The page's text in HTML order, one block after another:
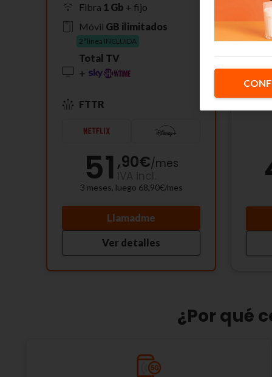
Fibra 1 Gb + fijo
Móvil GB ilimitados
2ª línea INCLUIDA
Total TV
+
FTTR
51 ,90€/mes
3 meses, luego 68,90€/mes
Llamadme
Ver detalles
2ª
¿Por qué